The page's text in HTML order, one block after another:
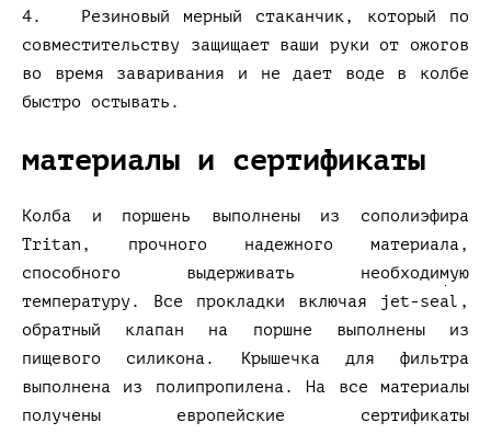
4. Резиновый мерный стаканчик, который по
совместительству защищает ваши руки от ожогов
во время заваривания и не дает воде в колбе
быстро остывать.
материалы и сертификаты
Колба и поршень выполнены из сополиэфира
Tritan, прочного надежного материала,
способного выдерживать необходимую
температуру. Все прокладки включая jet-seal,
обратный клапан на поршне выполнены из
пищевого силикона. Крышечка для фильтра
выполнена из полипропилена. На все материалы
получены европейские сертификаты